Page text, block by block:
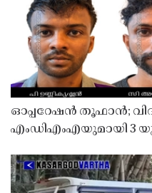
ഓപ്പറേഷൻ തൂഫാൻ;
എംഡിഎംഎയുമായി 3